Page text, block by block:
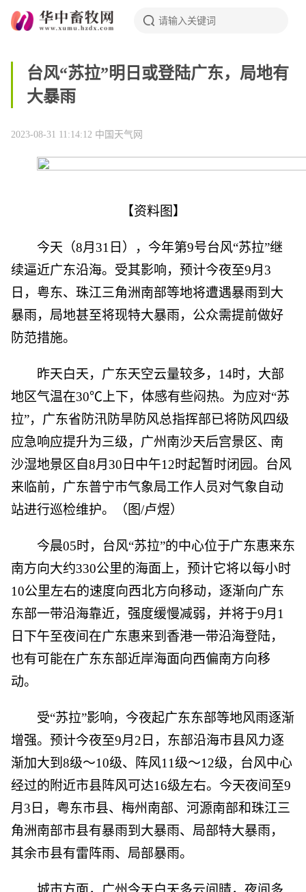
台风“苏拉”明日或登陆广东，局地有
大暴雨
2023-08-31 11:14:12 中国天气网
【资料图】
今天（8月31日），今年第9号台风“苏拉”继
续逼近广东沿海。受其影响，预计今夜至9月3
日，粤东、珠江三角洲南部等地将遭遇暴雨到大
暴雨，局地甚至将现特大暴雨，公众需提前做好
防范措施。
昨天白天，广东天空云量较多，14时，大部
地区气温在30℃上下，体感有些闷热。为应对“苏
拉”，广东省防汛防旱防风总指挥部已将防风四级
应急响应提升为三级，广州南沙天后宫景区、南
沙湿地景区自8月30日中午12时起暂时闭园。台风
来临前，广东普宁市气象局工作人员对气象自动
站进行巡检维护。（图/卢煜）
今晨05时，台风“苏拉”的中心位于广东惠来东
南方向大约330公里的海面上，预计它将以每小时
10公里左右的速度向西北方向移动，逐渐向广东
东部一带沿海靠近，强度缓慢减弱，并将于9月1
日下午至夜间在广东惠来到香港一带沿海登陆，
也有可能在广东东部近岸海面向西偏南方向移
动。
受“苏拉”影响，今夜起广东东部等地风雨逐渐
增强。预计今夜至9月2日，东部沿海市县风力逐
渐加大到8级～10级、阵风11级～12级，台风中心
经过的附近市县阵风可达16级左右。今天夜间至9
月3日，粤东市县、梅州南部、河源南部和珠江三
角洲南部市县有暴雨到大暴雨、局部特大暴雨，
其余市县有雷阵雨、局部暴雨。